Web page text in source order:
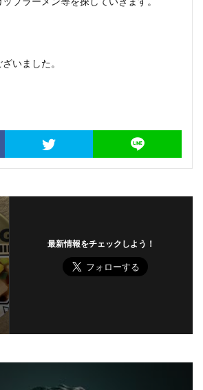
いました。
最新情報をチェックしよう！